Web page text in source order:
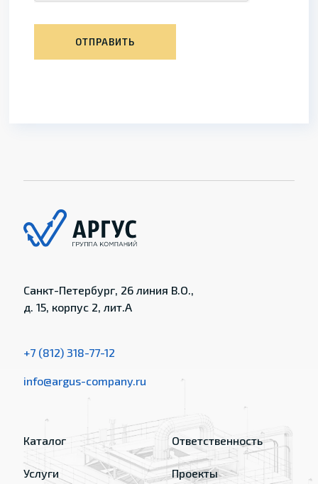
ОТПРАВИТЬ
Санкт-Петербург, 26 линия В.О.,
д. 15, корпус 2, лит.А
+7 (812) 318-77-12
info@argus-company.ru
Каталог
Услуги
Ответственность
Проекты